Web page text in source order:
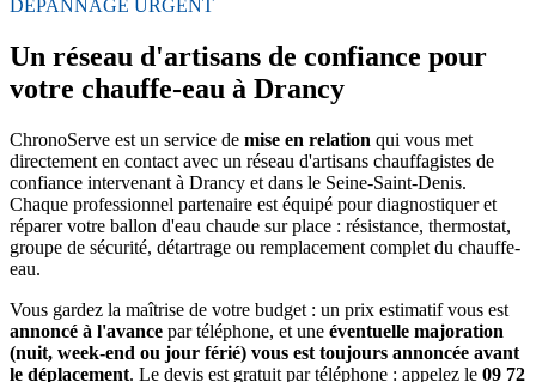
DÉPANNAGE URGENT
Un réseau d'artisans de confiance pour
votre chauffe-eau à Drancy
ChronoServe est un service de mise en relation qui vous met
directement en contact avec un réseau d'artisans chauffagistes de
confiance intervenant à Drancy et dans le Seine-Saint-Denis.
Chaque professionnel partenaire est équipé pour diagnostiquer et
réparer votre ballon d'eau chaude sur place : résistance, thermostat,
groupe de sécurité, détartrage ou remplacement complet du chauffe-
eau.
Vous gardez la maîtrise de votre budget : un prix estimatif vous est
annoncé à l'avance par téléphone, et une éventuelle majoration
(nuit, week-end ou jour férié) vous est toujours annoncée avant
le déplacement. Le devis est gratuit par téléphone : appelez le 09 72